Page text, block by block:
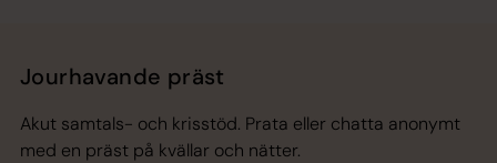
Jourhavande präst
Akut samtals- och krisstöd. Prata eller chatta anonymt
med en präst på kvällar och nätter.